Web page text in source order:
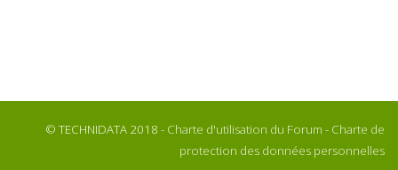
© TECHNIDATA 2018 - Charte d'utilisation du Forum - Charte de
protection des données personnelles